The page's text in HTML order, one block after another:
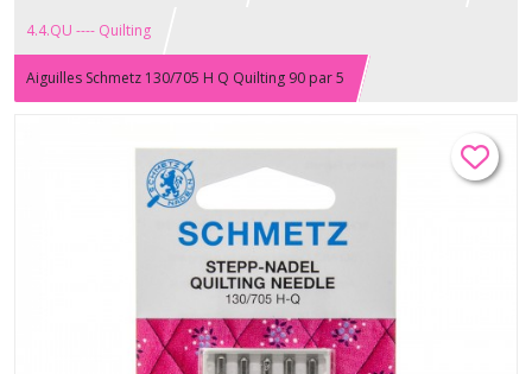
4.4.QU ---- Quilting
Aiguilles Schmetz 130/705 H Q Quilting 90 par 5